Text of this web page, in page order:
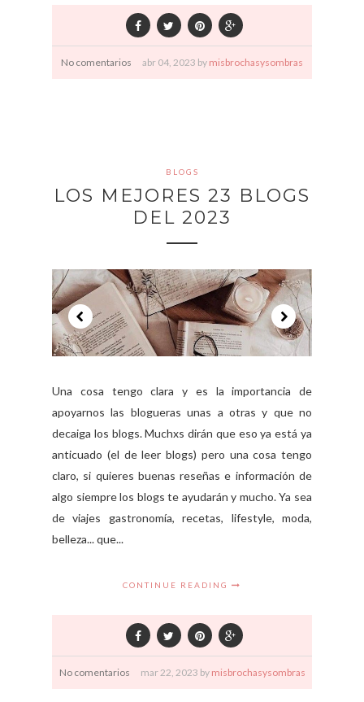
No comentarios abr 04, 2023 by misbrochasysombras
BLOGS
LOS MEJORES 23 BLOGS
DEL 2023
Una cosa tengo clara y es la importancia de
apoyarnos las blogueras unas a otras y que no
decaiga los blogs. Muchxs dirán que eso ya está ya
anticuado (el de leer blogs) pero una cosa tengo
claro, si quieres buenas reseñas e información de
algo siempre los blogs te ayudarán y mucho. Ya sea
de viajes gastronomía, recetas, lifestyle, moda,
belleza... que...
CONTINUE READING
No comentarios mar22, 2023 by misbrochasysombras